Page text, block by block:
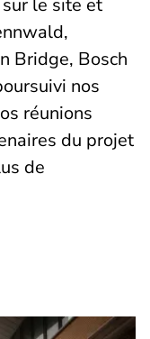
le site et
Bridge, Bosch
nos
réunions
du projet
de